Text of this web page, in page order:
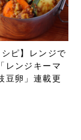
シピ】レンジで
レンジキーマ
豆卵」連載更